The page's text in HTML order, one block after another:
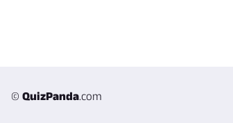
© QuizPanda.com